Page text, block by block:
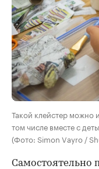
Такой клейстер можно
том числе вместе с
(Фото: Simon Vayro /
Самостоятельно